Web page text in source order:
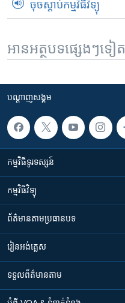
ចុចស្តាប់កម្មវិធីវិទ្យុ
អានអត្ថបទផ្សេងៗទៀត
បណ្តាញ​សង្គម
កម្មវិធី​ទូរទស្សន៍
កម្មវិធី​វិទ្យុ
ព័ត៌មាន​តាមប្រធានបទ​
រៀន​​អង់គ្លេស
ទទួល​ព័ត៌មាន​តាម